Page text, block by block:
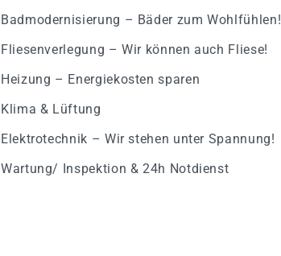
Badmodernisierung – Bäder zum Wohlfühlen!
Fliesenverlegung – Wir können auch Fliese!
Heizung – Energiekosten sparen
Klima & Lüftung
Elektrotechnik – Wir stehen unter Spannung!
Wartung/ Inspektion & 24h Notdienst